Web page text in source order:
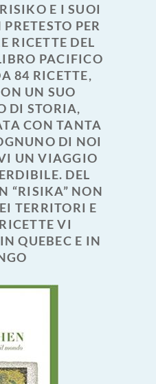
E I SUOI
PER
RICETTE DEL
PACIFICO
84 RICETTE,
UN SUO
DI STORIA,
CON TANTA
DI NOI
UN VIAGGIO
DEL
“RISIKA” NON
TERRITORI E
VI
QUEBEC E IN